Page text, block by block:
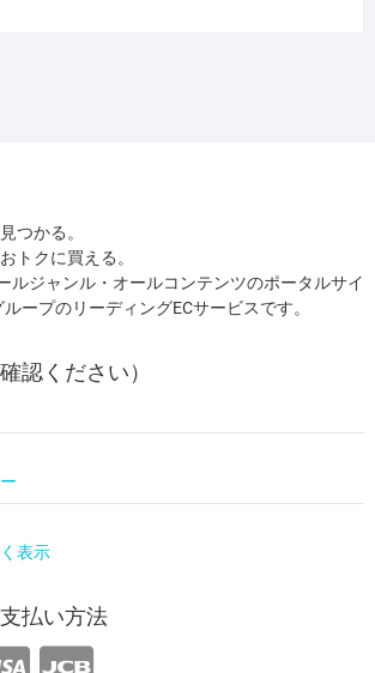
つかる。
トクに買える。
ルジャンル・オールコンテンツのポータルサイ
ループのリーディングECサービスです。
認ください）
表示
払い方法